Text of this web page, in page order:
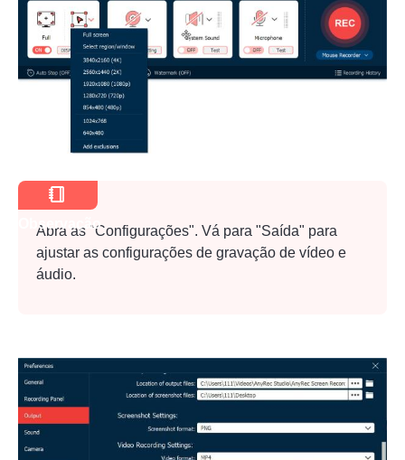
Passo 1.
Observação
Abra as "Configurações". Vá para "Saída" para
ajustar as configurações de gravação de vídeo e
áudio.